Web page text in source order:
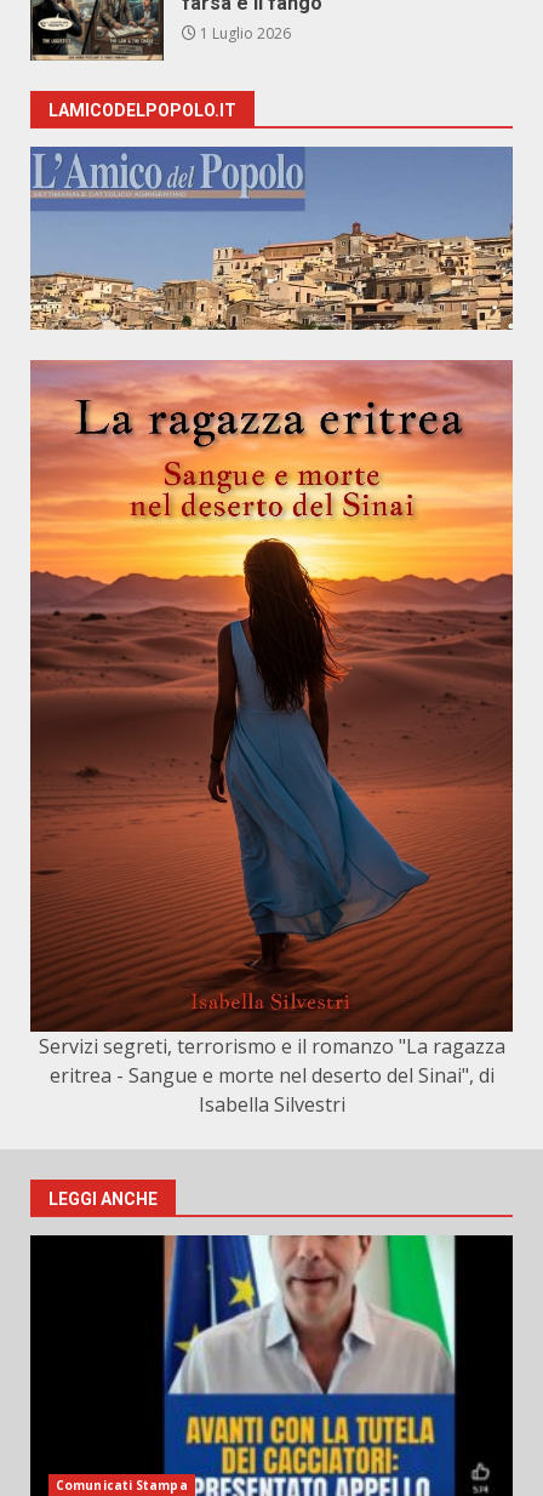
1 Luglio 2026
LAMICODELPOPOLO.IT
Servizi segreti, terrorismo e il romanzo "La ragazza
eritrea - Sangue e morte nel deserto del Sinai", di
Isabella Silvestri
LEGGI ANCHE
Comunicati Stampa